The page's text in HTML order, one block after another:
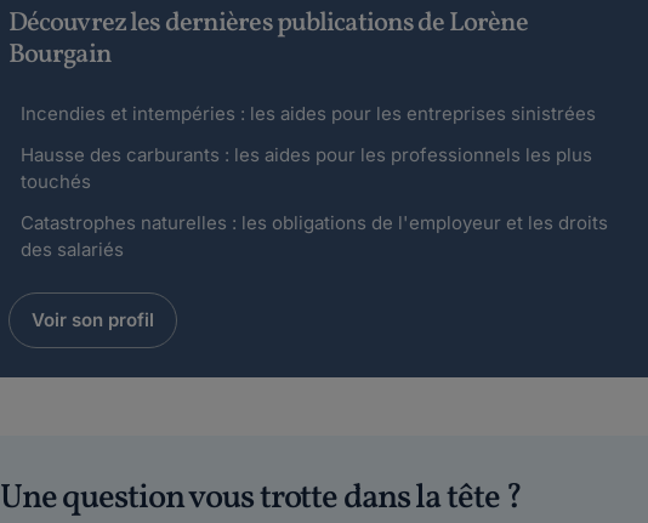
Découvrez les dernières publications de Lorène
Bourgain
Incendies et intempéries : les aides pour les entreprises sinistrées
Hausse des carburants : les aides pour les professionnels les plus
touchés
Catastrophes naturelles : les obligations de l'employeur et les droits
des salariés
Voir son profil
Une questionvous trotte dans la tête?